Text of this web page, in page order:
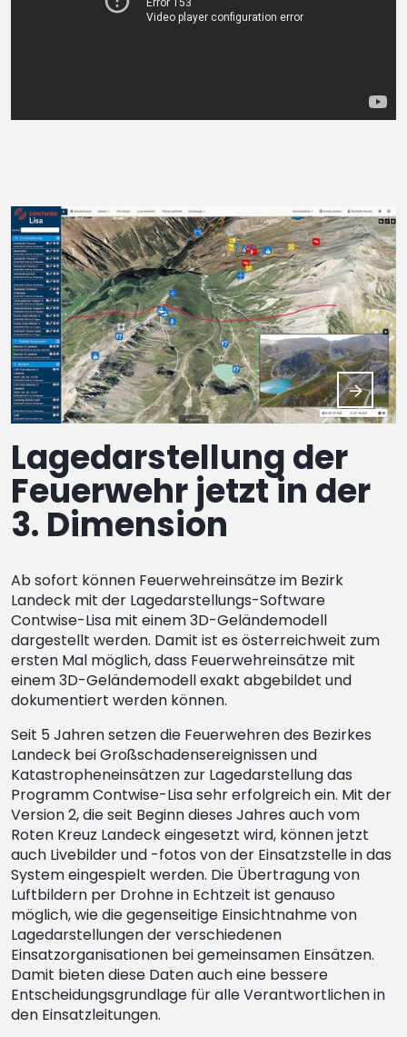
Lagedarstellung der
Feuerwehr jetzt in der
3. Dimension
Ab sofort können Feuerwehreinsätze im Bezirk
Landeck mit der Lagedarstellungs-Software
Contwise-Lisa mit einem 3D-Geländemodell
dargestellt werden. Damit ist es österreichweit zum
ersten Mal möglich, dass Feuerwehreinsätze mit
einem 3D-Geländemodell exakt abgebildet und
dokumentiert werden können.
Seit 5 Jahren setzen die Feuerwehren des Bezirkes
Landeck bei Großschadensereignissen und
Katastropheneinsätzen zur Lagedarstellung das
Programm Contwise-Lisa sehr erfolgreich ein. Mit der
Version 2, die seit Beginn dieses Jahres auch vom
Roten Kreuz Landeck eingesetzt wird, können jetzt
auch Livebilder und -fotos von der Einsatzstelle in das
System eingespielt werden. Die Übertragung von
Luftbildern per Drohne in Echtzeit ist genauso
möglich, wie die gegenseitige Einsichtnahme von
Lagedarstellungen der verschiedenen
Einsatzorganisationen bei gemeinsamen Einsätzen.
Damit bieten diese Daten auch eine bessere
Entscheidungsgrundlage für alle Verantwortlichen in
den Einsatzleitungen.